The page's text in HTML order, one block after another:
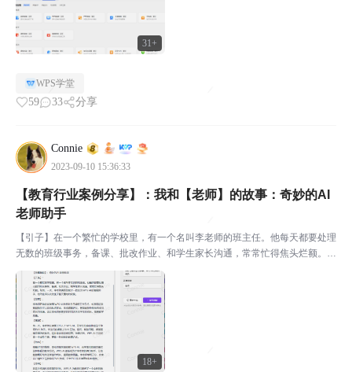
31+
WPS学堂
59 33 分享
Connie
2023-09-10 15:36:33
18+
【教育行业案例分享】：我和【老师】的故事：奇妙的AI
老师助手
【引子】在一个繁忙的学校里，有一个名叫李老师的班主任。他每天都要处理
无数的班级事务，备课、批改作业、和学生家长沟通，常常忙得焦头烂额。然
而，一天，李老师偶然发现了一款名为WPS AI的智能助手，他的生活从此发
生了翻天覆地的变化。李老师开始尝试使用WPS A...